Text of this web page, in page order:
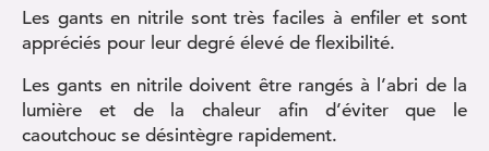
Les gants en nitrile sont très faciles à enfiler et sont
appréciés pour leur degré élevé de flexibilité.
Les gants en nitrile doivent être rangés à l’abri de la
lumière et de la chaleur afin d’éviter que le
caoutchouc se désintègre rapidement.